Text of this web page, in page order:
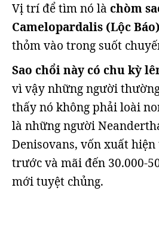
Vị trí để tìm nó là chòm
Camelopardalis (Lộc Báo)
thỏm vào trong suốt
Sao chổi này có chu kỳ
vì vậy những người
thấy nó không phải loài
là những người
Denisovans, vốn xuất
trước và mãi đến 30.000-
mới tuyệt chủng.